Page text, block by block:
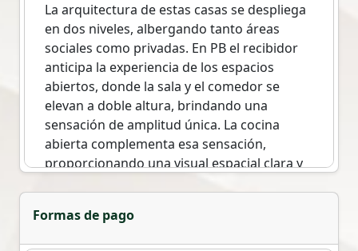
La arquitectura de estas casas se despliega
en dos niveles, albergando tanto áreas
sociales como privadas. En PB el recibidor
anticipa la experiencia de los espacios
abiertos, donde la sala y el comedor se
elevan a doble altura, brindando una
sensación de amplitud única. La cocina
abierta complementa esa sensación,
proporcionando una visual espacial clara y
de circulaciones amplias y alturas dobles. La
flexibildad del diseño permite la expansión
Formas de pago